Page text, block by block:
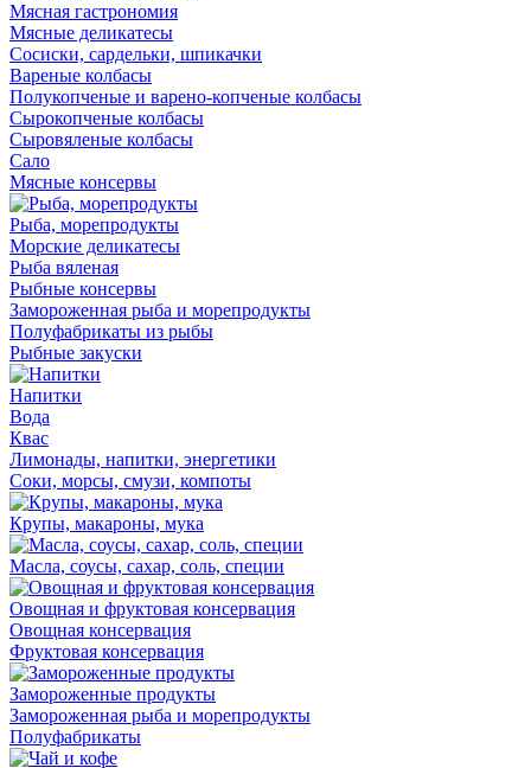
Мясная гастрономия
Мясные деликатесы
Сосиски, сардельки, шпикачки
Вареные колбасы
Полукопченые и варено-копченые колбасы
Сырокопченые колбасы
Сыровяленые колбасы
Сало
Мясные консервы
Рыба, морепродукты
Морские деликатесы
Рыба вяленая
Рыбные консервы
Замороженная рыба и морепродукты
Полуфабрикаты из рыбы
Рыбные закуски
Напитки
Вода
Квас
Лимонады, напитки, энергетики
Соки, морсы, смузи, компоты
Крупы, макароны, мука
Масла, соусы, сахар, соль, специи
Овощная и фруктовая консервация
Овощная консервация
Фруктовая консервация
Замороженные продукты
Замороженная рыба и морепродукты
Полуфабрикаты